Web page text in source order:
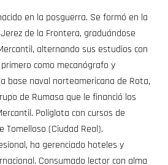
en la posguerra. Se formó en la
de la Frontera, graduándose
alternando sus estudios con
como mecanógrafo y
base naval norteamericana de Rota,
de Rumasa que le financió los
Poliglota con cursos de
Tomelloso (Ciudad Real).
ha gerenciado hoteles y
Consumado lector con alma